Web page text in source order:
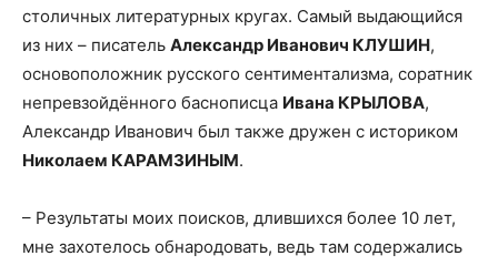
столичных литературных кругах. Самый выдающийся
из них – писатель Александр Иванович КЛУШИН,
основоположник русского сентиментализма, соратник
непревзойдённого баснописца Ивана КРЫЛОВА,
Александр Иванович был также дружен с историком
Николаем КАРАМЗИНЫМ.
– Результаты моих поисков, длившихся более 10 лет,
мне захотелось обнародовать, ведь там содержались